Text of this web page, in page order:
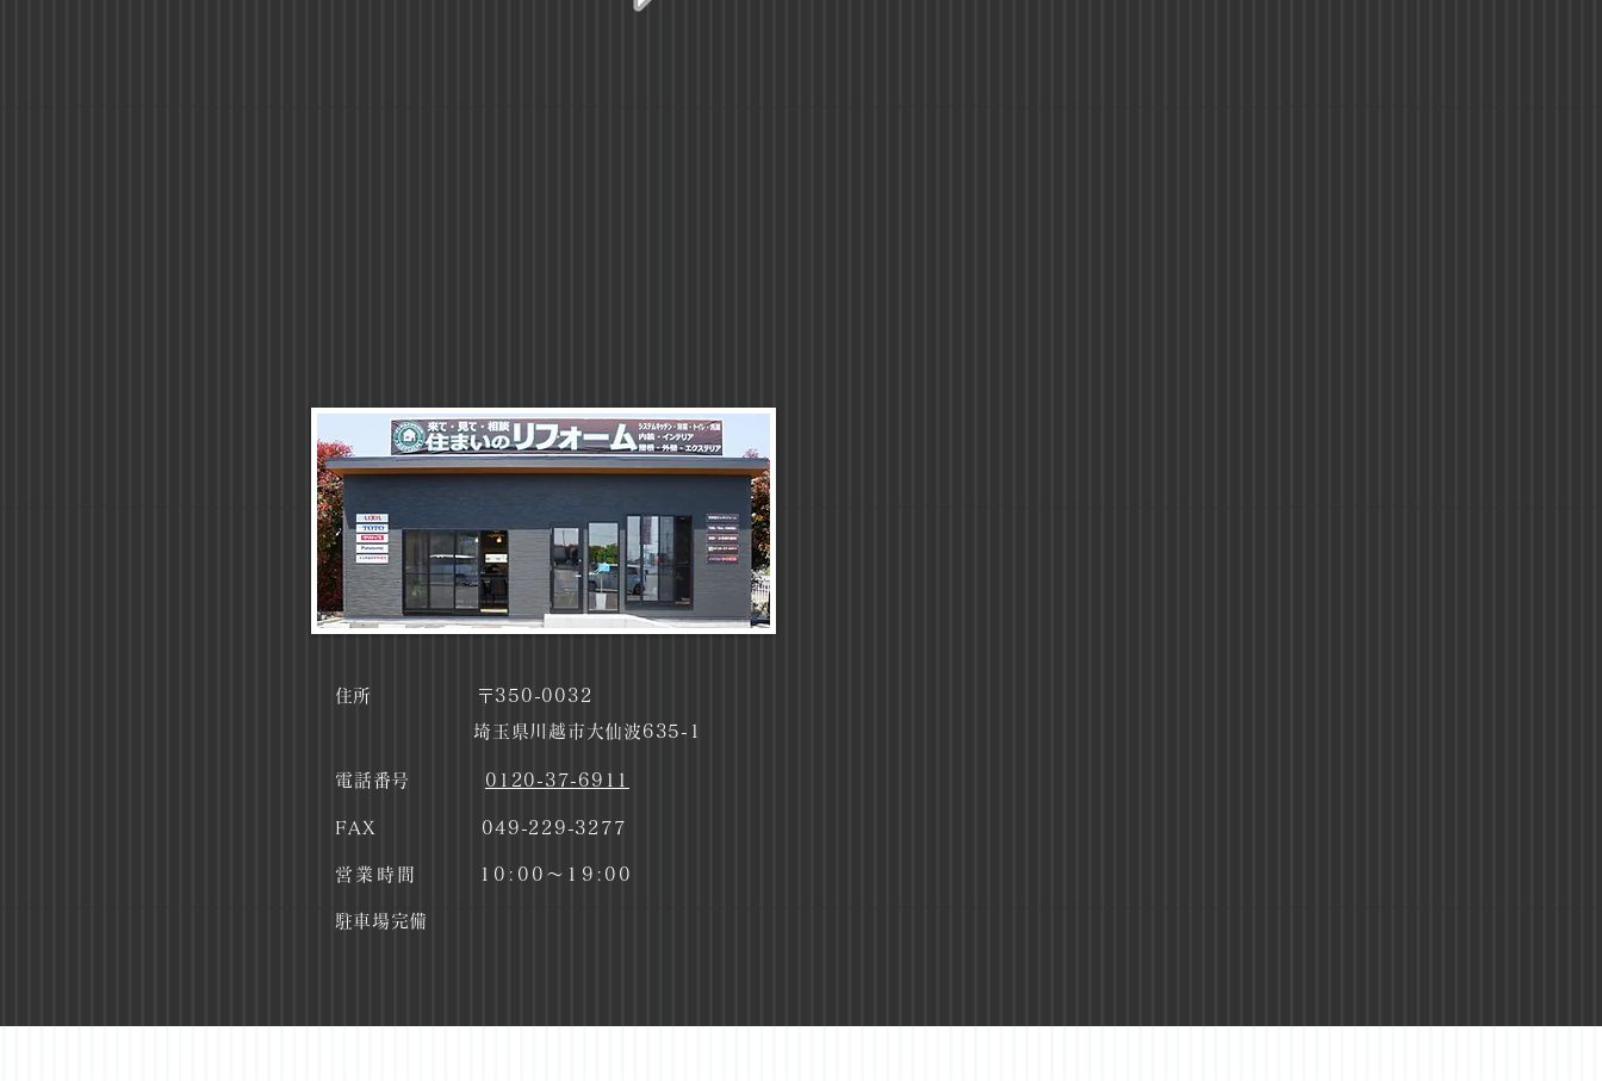
​住所
〒350-0032
埼玉県川越市大仙波635-1
​電話番号 0120-37-6911
FAX 049-229-3277
​営業時間 10:00～19:00
​駐車場完備